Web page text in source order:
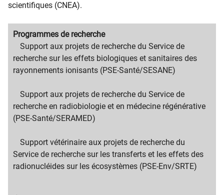
scientifiques (CNEA).
Migration
content
title
Programmes de recherche
Migration
content
text
Support aux projets de recherche du Service de
recherche sur les effets biologiques et sanitaires des
rayonnements ionisants (PSE-Santé/SESANE)
Support aux projets de recherche du Service de
recherche en radiobiologie et en médecine régénérative
(PSE-Santé/SERAMED)
Support vétérinaire aux projets de recherche du
Service de recherche sur les transferts et les effets des
radionucléides sur les écosystèmes (PSE-Env/SRTE)